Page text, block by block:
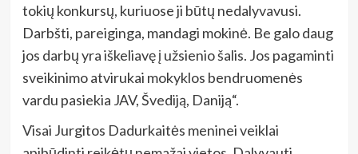
tokių konkursų, kuriuose ji būtų nedalyvavusi.
Darbšti, pareiginga, mandagi mokinė. Be galo daug
jos darbų yra iškeliavę į užsienio šalis. Jos pagaminti
sveikinimo atvirukai mokyklos bendruomenės
vardu pasiekia JAV, Švediją, Daniją“.
Visai Jurgitos Dadurkaitės meninei veiklai